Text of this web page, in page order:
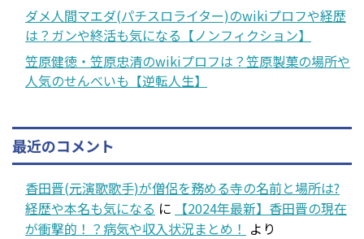
ダメ人間マエダ(パチスロライター)のwikiプロフや経歴
は？ガンや終活も気になる【ノンフィクション】
笠原健徳・笠原忠清のwikiプロフは？笠原製菓の場所や
人気のせんべいも【逆転人生】
最近のコメント
香田晋(元演歌歌手)が僧侶を務める寺の名前と場所は?
経歴や本名も気になる に
【2024年最新】香田晋の現在
が衝撃的！？病気や収入状況まとめ！ より